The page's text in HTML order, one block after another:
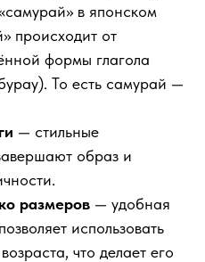
в японском
происходит от
формы глагола
То есть самурай —
— стильные
образ и
размеров — удобная
использовать
что делает его